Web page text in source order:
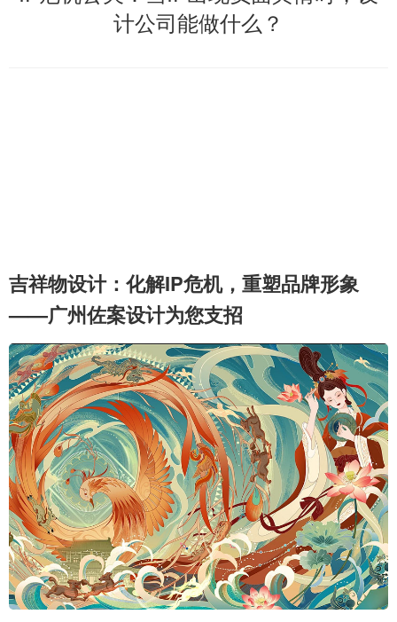
计公司能做什么？
吉祥物设计：化解IP危机，重塑品牌形象
——广州佐案设计为您支招